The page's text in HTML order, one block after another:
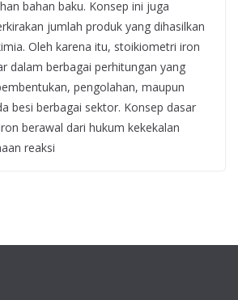
bahan baku. Konsep ini juga
jumlah produk yang dihasilkan
Oleh karena itu, stoikiometri iron
dalam berbagai perhitungan yang
pengolahan, maupun
besi berbagai sektor. Konsep dasar
berawal dari hukum kekekalan
reaksi